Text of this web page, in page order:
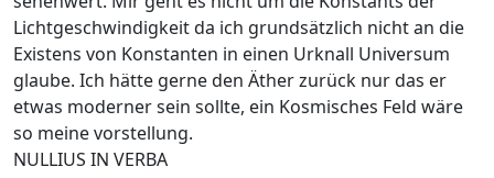
Lichtgeschwindigkeit da ich grundsätzlich nicht an die
Existens von Konstanten in einen Urknall Universum
glaube. Ich hätte gerne den Äther zurück nur das er
etwas moderner sein sollte, ein Kosmisches Feld wäre
so meine vorstellung.
NULLIUS IN VERBA